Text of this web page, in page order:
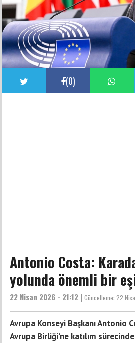
(0)
Antonio Costa:
yolunda önemli bir
22 Nisan 2026 - 21:12 | Güncelleme: 22
Avrupa Konseyi Başkanı Antonio
Avrupa Birliği’ne katılım